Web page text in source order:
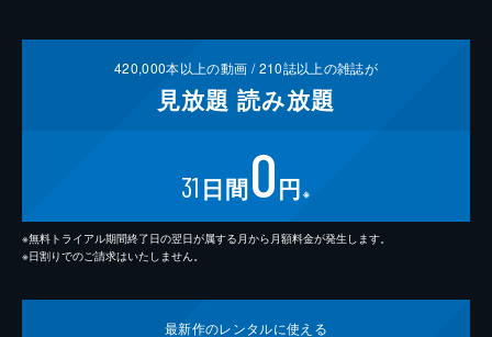
420,000本以上の動画 /210誌以上の雑誌が
見放題 読み放題
31 日間0円 ※
※無料トライアル期間終了日の翌日が属する月から月額料金が発生します。
※日割りでのご請求はいたしません。
最新作のレンタルに使える